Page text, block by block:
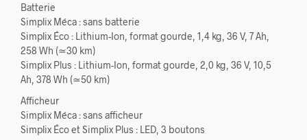
Batterie
Simplix Méca : sans batterie
Simplix Éco : Lithium-Ion, format gourde, 1,4 kg, 36 V, 7 Ah,
258 Wh (≃30 km)
Simplix Plus : Lithium-Ion, format gourde, 2,0 kg, 36 V, 10,5
Ah, 378 Wh (≃50 km)
Afficheur
Simplix Méca : sans afficheur
Simplix Éco et Simplix Plus : LED, 3 boutons